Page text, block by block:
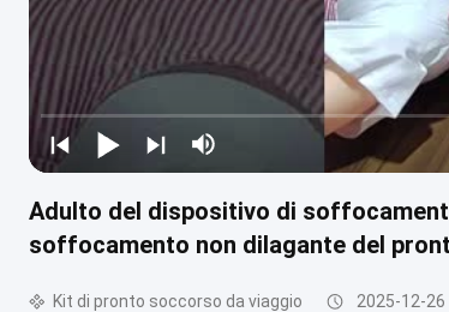
Adulto del dispositivo di
soffocamento non dilagante del
Kit di pronto soccorso da viaggio 2025-12-26